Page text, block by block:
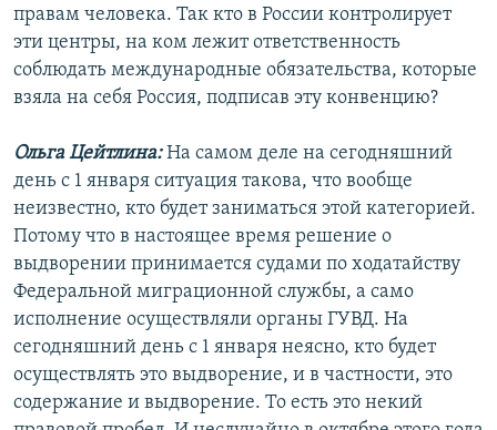
правам человека. Так кто в России контролирует
эти центры, на ком лежит ответственность
соблюдать международные обязательства, которые
взяла на себя Россия, подписав эту конвенцию?
Ольга Цейтлина:На самом деле на сегодняшний
день с 1 января ситуация такова, что вообще
неизвестно, кто будет заниматься этой категорией.
Потому что в настоящее время решение о
выдворении принимается судами по ходатайству
Федеральной миграционной службы, а само
исполнение осуществляли органы ГУВД. На
сегодняшний день с 1 января неясно, кто будет
осуществлять это выдворение, и в частности, это
содержание и выдворение. То есть это некий